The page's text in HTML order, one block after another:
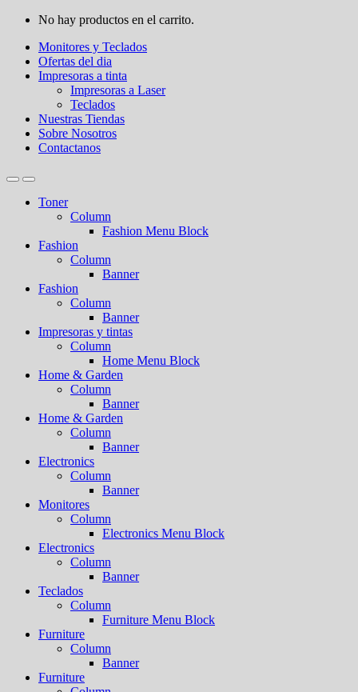
No hay productos en el carrito.
Monitores y Teclados
Ofertas del dia
Impresoras a tinta
Impresoras a Laser
Teclados
Nuestras Tiendas
Sobre Nosotros
Contactanos
Toner
Column
Fashion Menu Block
Fashion
Column
Banner
Fashion
Column
Banner
Impresoras y tintas
Column
Home Menu Block
Home & Garden
Column
Banner
Home & Garden
Column
Banner
Electronics
Column
Banner
Monitores
Column
Electronics Menu Block
Electronics
Column
Banner
Teclados
Column
Furniture Menu Block
Furniture
Column
Banner
Furniture